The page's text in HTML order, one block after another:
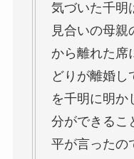
気づいた千明
見合いの母親
から離れた席
どりが離婚し
を千明に明か
分ができるこ
平が言ったの